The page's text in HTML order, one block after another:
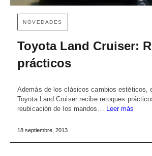
NOVEDADES
Toyota Land Cruiser:
prácticos
Además de los clásicos cambios estéticos,
Toyota Land Cruiser recibe retoques
reubicación de los mandos…
Leer más
18 septiembre, 2013